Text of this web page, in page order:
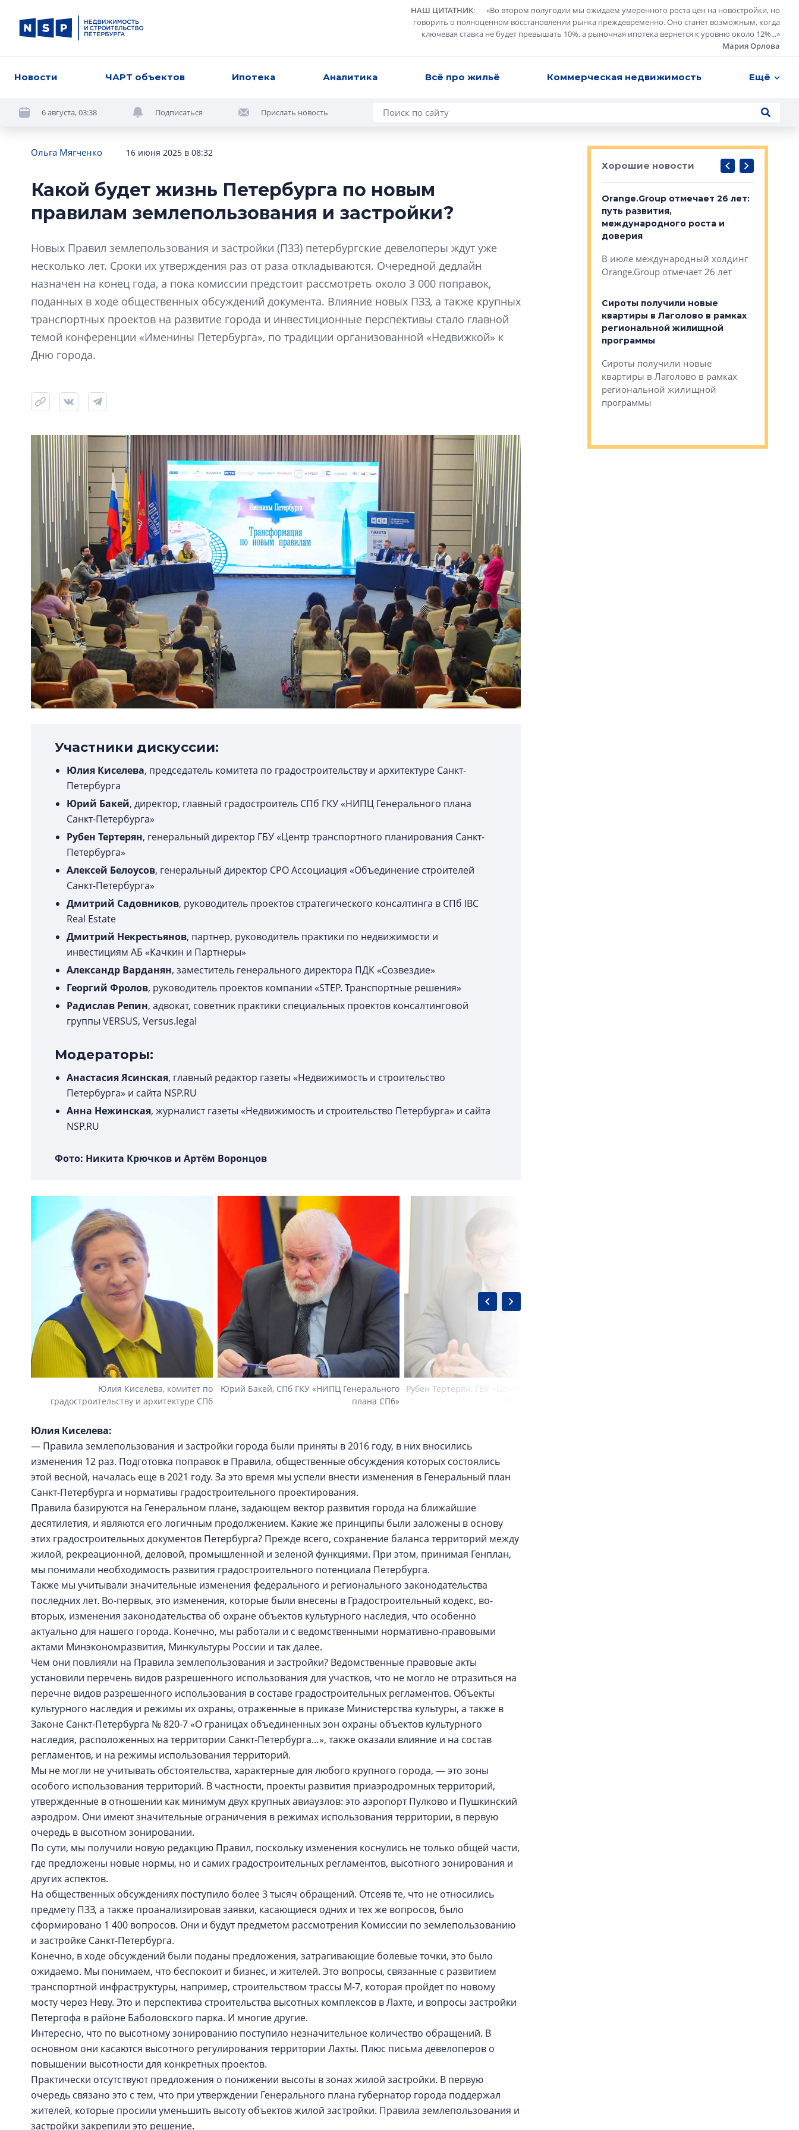
НАШ ЦИТАТНИК: «Во втором полугодии мы ожидаем умеренного роста цен на новостройки, но
говорить о полноценном восстановлении рынка преждевременно. Оно станет возможным, когда
ключевая ставка не будет превышать 10%, а рыночная ипотека вернется к уровню около 12%...»
Мария Орлова
Новости ЧАРТ объектов Ипотека Аналитика Всё про жильё Коммерческая недвижимость Ещё
6 августа, 03:38 Подписаться Прислать новость
Ольга Мягченко 16 июня 2025 в 08:32
Какой будет жизнь Петербурга по новым
правилам землепользования и застройки?
Новых Правил землепользования и застройки (ПЗЗ) петербургские девелоперы ждут уже
несколько лет. Сроки их утверждения раз от раза откладываются. Очередной дедлайн
назначен на конец года, а пока комиссии предстоит рассмотреть около 3 000 поправок,
поданных в ходе общественных обсуждений документа. Влияние новых ПЗЗ, а также крупных
транспортных проектов на развитие города и инвестиционные перспективы стало главной
темой конференции «Именины Петербурга», по традиции организованной «Недвижкой» к
Дню города.
Участники дискуссии:
Юлия Киселева, председатель комитета по градостроительству и архитектуре Санкт-
Петербурга
Юрий Бакей, директор, главный градостроитель СПб ГКУ «НИПЦ Генерального плана
Санкт-Петербурга»
Рубен Тертерян, генеральный директор ГБУ «Центр транспортного планирования Санкт-
Петербурга»
Алексей Белоусов, генеральный директор СРО Ассоциация «Объединение строителей
Санкт-Петербурга»
Дмитрий Садовников, руководитель проектов стратегического консалтинга в СПб IBC
Real Estate
Дмитрий Некрестьянов, партнер, руководитель практики по недвижимости и
инвестициям АБ «Качкин и Партнеры»
Александр Варданян, заместитель генерального директора ПДК «Созвездие»
Георгий Фролов, руководитель проектов компании «STEP. Транспортные решения»
Радислав Репин, адвокат, советник практики специальных проектов консалтинговой
группы VERSUS, Versus.legal
Модераторы:
Анастасия Ясинская, главный редактор газеты «Недвижимость и строительство
Петербурга» и сайта NSP.RU
Анна Нежинская, журналист газеты «Недвижимость и строительство Петербурга» и сайта
NSP.RU
Фото: Никита Крючков и Артём Воронцов
Юлия Киселева, комитет по
градостроительству и архитектуре СПб
Юрий Бакей, СПб ГКУ «НИПЦ Генерального
плана СПб»
Рубен Тертерян, ГБУ «Центр транспортного
Юлия Киселева:
— Правила землепользования и застройки города были приняты в 2016 году, в них вносились
изменения 12 раз. Подготовка поправок в Правила, общественные обсуждения которых состоялись
этой весной, началась еще в 2021 году. За это время мы успели внести изменения в Генеральный план
Санкт-Петербурга и нормативы градостроительного проектирования.
Правила базируются на Генеральном плане, задающем вектор развития города на ближайшие
десятилетия, и являются его логичным продолжением. Какие же принципы были заложены в основу
этих градостроительных документов Петербурга? Прежде всего, сохранение баланса территорий между
жилой, рекреационной, деловой, промышленной и зеленой функциями. При этом, принимая Генплан,
мы понимали необходимость развития градостроительного потенциала Петербурга.
Также мы учитывали значительные изменения федерального и регионального законодательства
последних лет. Во-первых, это изменения, которые были внесены в Градостроительный кодекс, во-
вторых, изменения законодательства об охране объектов культурного наследия, что особенно
актуально для нашего города. Конечно, мы работали и с ведомственными нормативно-правовыми
актами Минэкономразвития, Минкультуры России и так далее.
Чем они повлияли на Правила землепользования и застройки? Ведомственные правовые акты
установили перечень видов разрешенного использования для участков, что не могло не отразиться на
перечне видов разрешенного использования в составе градостроительных регламентов. Объекты
культурного наследия и режимы их охраны, отраженные в приказе Министерства культуры, а также в
Законе Санкт-Петербурга № 820-7 «О границах объединенных зон охраны объектов культурного
наследия, расположенных на территории Санкт-Петербурга…», также оказали влияние и на состав
регламентов, и на режимы использования территорий.
Мы не могли не учитывать обстоятельства, характерные для любого крупного города, — это зоны
особого использования территорий. В частности, проекты развития приаэродромных территорий,
утвержденные в отношении как минимум двух крупных авиаузлов: это аэропорт Пулково и Пушкинский
аэродром. Они имеют значительные ограничения в режимах использования территории, в первую
очередь в высотном зонировании.
По сути, мы получили новую редакцию Правил, поскольку изменения коснулись не только общей части,
где предложены новые нормы, но и самих градостроительных регламентов, высотного зонирования и
других аспектов.
На общественных обсуждениях поступило более 3 тысяч обращений. Отсеяв те, что не относились
предмету ПЗЗ, а также проанализировав заявки, касающиеся одних и тех же вопросов, было
сформировано 1 400 вопросов. Они и будут предметом рассмотрения Комиссии по землепользованию
и застройке Санкт-Петербурга.
Конечно, в ходе обсуждений были поданы предложения, затрагивающие болевые точки, это было
ожидаемо. Мы понимаем, что беспокоит и бизнес, и жителей. Это вопросы, связанные с развитием
транспортной инфраструктуры, например, строительством трассы М-7, которая пройдет по новому
мосту через Неву. Это и перспектива строительства высотных комплексов в Лахте, и вопросы застройки
Петергофа в районе Баболовского парка. И многие другие.
Интересно, что по высотному зонированию поступило незначительное количество обращений. В
основном они касаются высотного регулирования территории Лахты. Плюс письма девелоперов о
повышении высотности для конкретных проектов.
Практически отсутствуют предложения о понижении высоты в зонах жилой застройки. В первую
очередь связано это с тем, что при утверждении Генерального плана губернатор города поддержал
жителей, которые просили уменьшить высоту объектов жилой застройки. Правила землепользования и
застройки закрепили это решение.
Хорошие новости
лучших поющих строителей
девятый сезон творческого
конкурса строителей «Нам песня
строить и жить помогает»
В Красногвардейском районе
Петербурга появился еще
образования
Orange.Group отмечает 26 лет:
путь развития,
международного роста и
доверия
В июле международный холдинг
Orange.Group отмечает 26 лет
Сироты получили новые
квартиры в Лаголово в рамках
региональной жилищной
программы
Сироты получили новые
квартиры в Лаголово в рамках
региональной жилищной
программы